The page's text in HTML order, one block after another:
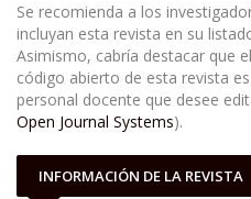
Se recomienda a los
incluyan esta revista en su
Asimismo, cabría destacar que
código abierto de esta revista
personal docente que desee
Open Journal Systems).
INFORMACIÓN DE LA REVISTA